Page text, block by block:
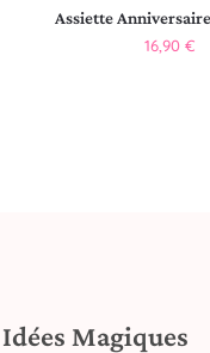
Assiette
16,90 €
Magiques